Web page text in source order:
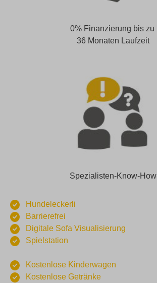
0% Finanzierung bis zu
36 Monaten Laufzeit
Spezialisten-Know-How
Hundeleckerli
Barrierefrei
Digitale Sofa Visualisierung
Spielstation
Kostenlose Kinderwagen
Kostenlose Getränke